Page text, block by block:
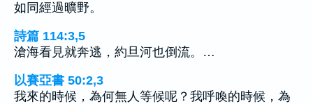
如同經過曠野。
詩篇 114:3,5
滄海看見就奔逃，約旦河也倒流。…
以賽亞書 50:2,3
我來的時候，為何無人等候呢？我呼喚的時候，為